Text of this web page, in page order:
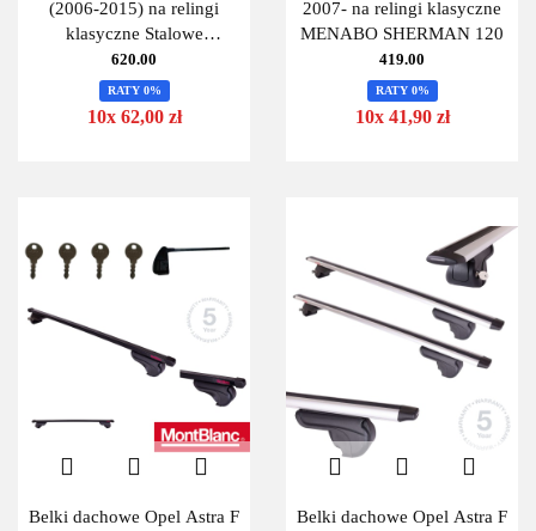
(2006-2015) na relingi
klasyczne Stalowe
Uniwersalne 125cm
MontBlanc 125 Steel-
620.00
RATY 0%
10x 62,00 zł
2007- na relingi klasyczne
MENABO SHERMAN 120
419.00
RATY 0%
10x 41,90 zł
Belki dachowe Opel Astra F
Belki dachowe Opel Astra F